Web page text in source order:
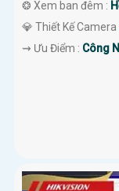
❂ Xem ban đêm :
💎 Thiết Kế Camera
️⇝ Ưu Điểm : Công